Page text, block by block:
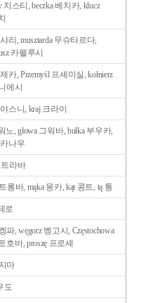
치스티, beczka 베치카, klucz
리, musztarda 무슈타르다,
카펠루시
카, Przemyśl 프셰미실, kołnierz
에시
스니, kraj 크라이
노, głowa 그워바, bułka 부우카,
카나우
트라바
롱바, mąka 몽카, kąt 콩트, tą 통
로
파, węgorz 벵고시, Częstochowa
호바, proszę 프로셰
마
도